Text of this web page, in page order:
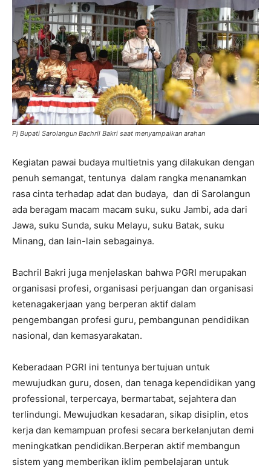
Pj Bupati Sarolangun Bachril Bakri saat menyampaikan arahan
Kegiatan pawai budaya multietnis yang dilakukan dengan
penuh semangat, tentunya dalam rangka menanamkan
rasa cinta terhadap adat dan budaya, dan di Sarolangun
ada beragam macam macam suku, suku Jambi, ada dari
Jawa, suku Sunda, suku Melayu, suku Batak, suku
Minang, dan lain-lain sebagainya.
Bachril Bakri juga menjelaskan bahwa PGRI merupakan
organisasi profesi, organisasi perjuangan dan organisasi
ketenagakerjaan yang berperan aktif dalam
pengembangan profesi guru, pembangunan pendidikan
nasional, dan kemasyarakatan.
Keberadaan PGRI ini tentunya bertujuan untuk
mewujudkan guru, dosen, dan tenaga kependidikan yang
professional, terpercaya, bermartabat, sejahtera dan
terlindungi. Mewujudkan kesadaran, sikap disiplin, etos
kerja dan kemampuan profesi secara berkelanjutan demi
meningkatkan pendidikan.Berperan aktif membangun
sistem yang memberikan iklim pembelajaran untuk